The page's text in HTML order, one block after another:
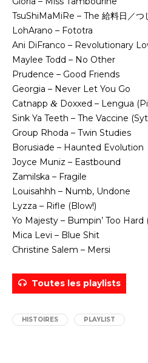
TsuShiMaMiRe – The 給料日／つ
LohArano – Fototra
Ani DiFranco – Revolutionary
Maylee Todd – No Other
Prudence – Good Friends
Georgia – Never Let You Go
Catnapp & Doxxed – Lengua
Sink Ya Teeth – The Vaccine
Group Rhoda – Twin Studies
Borusiade – Haunted Evolution
Joyce Muniz – Eastbound
Zamilska – Fragile
Louisahhh – Numb, Undone
Lyzza – Rifle (Blow!)
Yo Majesty – Bumpin’ Too Hard
Mica Levi – Blue Shit
Christine Salem – Mersi
Toutes les playlists
HISTOIRES PLAYLIST